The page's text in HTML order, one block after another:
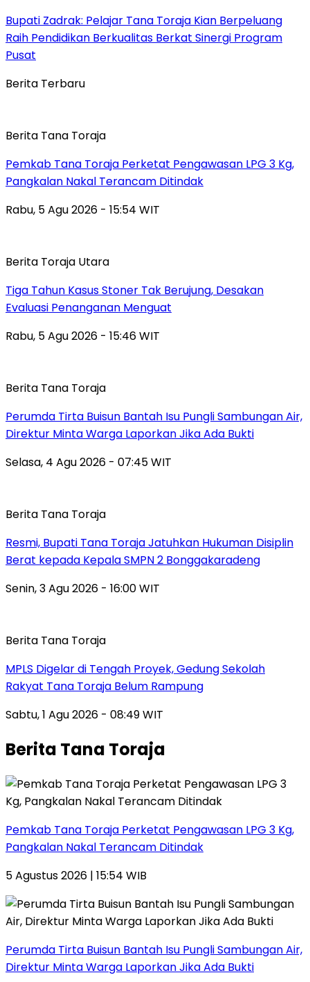
Bupati Zadrak: Pelajar Tana Toraja Kian Berpeluang
Raih Pendidikan Berkualitas Berkat Sinergi Program
Pusat
Berita Terbaru
Berita Tana Toraja
Pemkab Tana Toraja Perketat Pengawasan LPG 3 Kg,
Pangkalan Nakal Terancam Ditindak
Rabu, 5 Agu 2026 - 15:54 WIT
Berita Toraja Utara
Tiga Tahun Kasus Stoner Tak Berujung, Desakan
Evaluasi Penanganan Menguat
Rabu, 5 Agu 2026 - 15:46 WIT
Berita Tana Toraja
Perumda Tirta Buisun Bantah Isu Pungli Sambungan Air,
Direktur Minta Warga Laporkan Jika Ada Bukti
Selasa, 4 Agu 2026 - 07:45 WIT
Berita Tana Toraja
Resmi, Bupati Tana Toraja Jatuhkan Hukuman Disiplin
Berat kepada Kepala SMPN 2 Bonggakaradeng
Senin, 3 Agu 2026 - 16:00 WIT
Berita Tana Toraja
MPLS Digelar di Tengah Proyek, Gedung Sekolah
Rakyat Tana Toraja Belum Rampung
Sabtu, 1 Agu 2026 - 08:49 WIT
Berita Tana Toraja
Pemkab Tana Toraja Perketat Pengawasan LPG 3 Kg,
Pangkalan Nakal Terancam Ditindak
5 Agustus 2026 | 15:54 WIB
Perumda Tirta Buisun Bantah Isu Pungli Sambungan Air,
Direktur Minta Warga Laporkan Jika Ada Bukti